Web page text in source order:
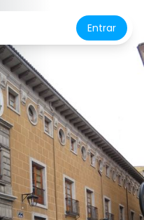
Entrar